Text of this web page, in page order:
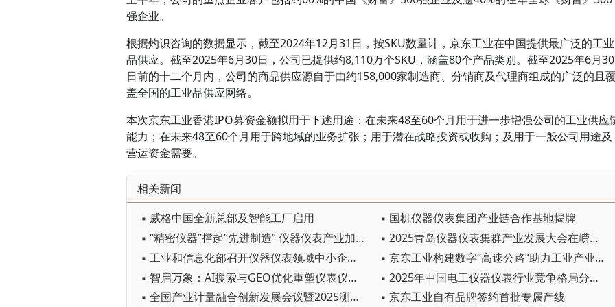
强企业。
根据灼识咨询的数据显示，截至2024年12月31日，按SKU数量计，京东工业在中国提供最广泛的工业
品供应。截至2025年6月30日，公司已提供约8,110万个SKU，涵盖80个产品类别。截至2025年6月30
日前的十二个月内，公司的商品供应源自于由约158,000家制造商、分销商及代理商组成的广泛的且
盖全国的工业品供应网络。
本次京东工业香港IPO募资金额拟用于下述用途：在未来48至60个月用于进一步增强公司的工业供应
能力；在未来48至60个月用于跨地域的业务扩张；用于潜在战略投资或收购；及用于一般公司用途及
营运资金需要。
相关新闻
▪ 威格中国全新总部及智能工厂启用
▪ 国机仪器仪表集团产业链合作基地揭牌
▪ “精密仪器”撑起“先进制造” 仪器仪表产业加速全链条突破
▪ 2025青岛仪器仪表集群产业发展大会在崂山启幕
▪ 工业和信息化部召开仪器仪表领域中小企业圆桌会
▪ 京东工业构建数字“高速公路”助力工业产业降本增效
▪ 智启万象：AI搜索与GEO优化重塑仪表仪器行业的未来触角
▪ 2025年中国电工仪器仪表行业竞争格局分析与发展供需格局趋势预测，战略性跃迁
▪ 全国产业计量融合创新发展会议暨2025测量科学与产业计量测试技术报告会在湖南衡阳举办
▪ 京东工业自有品牌签约首批专属产线